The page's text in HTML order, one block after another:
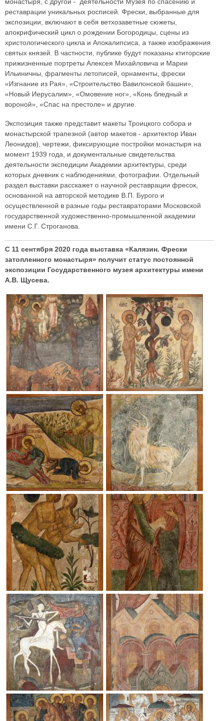
реставрации уникальных росписей. Фрески, выбранные для
экспозиции, включают в себя ветхозаветные сюжеты,
апокрифический цикл о рождении Богородицы, сцены из
христологического цикла и Апокалипсиса, а также изображения
святых князей. В частности, публике будут показаны ктиторские
прижизненные портреты Алексея Михайловича и Марии
Ильиничны, фрагменты летописей, орнаменты, фрески
«Изгнание из Рая», «Строительство Вавилонской башни»,
«Новый Иерусалим», «Омовение ног», «Конь бледный и
вороной», «Спас на престоле» и другие.
Экспозиция также представит макеты Троицкого собора и
монастырской трапезной (автор макетов - архитектор Иван
Леонидов), чертежи, фиксирующие постройки монастыря на
момент 1939 года, и документальные свидетельства
деятельности экспедиции Академии архитектуры, среди
которых дневник с наблюдениями, фотографии. Отдельный
раздел выставки расскажет о научной реставрации фресок,
основанной на авторской методике В.П. Бурого и
осуществленной в разные годы реставраторами Московской
государственной художественно-промышленной академии
имени С.Г. Строганова.
С 11 сентября 2020 года выставка «Калязин. Фрески
затопленного монастыря» получит статус постоянной
экспозиции Государственного музея архитектуры имени
А.В. Щусева.